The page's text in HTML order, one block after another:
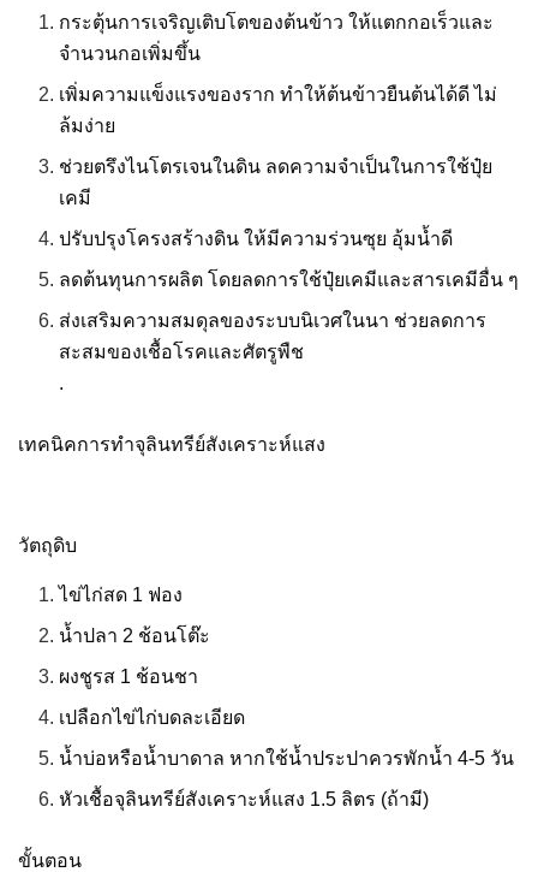
กระตุ้นการเจริญเติบโตของต้นข้าว ให้แตกกอเร็วและ
จำนวนกอเพิ่มขึ้น
เพิ่มความแข็งแรงของราก ทำให้ต้นข้าวยืนต้นได้ดี ไม่
ล้มง่าย
ช่วยตรึงไนโตรเจนในดิน ลดความจำเป็นในการใช้ปุ๋ย
เคมี
ปรับปรุงโครงสร้างดิน ให้มีความร่วนซุย อุ้มน้ำดี
ลดต้นทุนการผลิต โดยลดการใช้ปุ๋ยเคมีและสารเคมีอื่น ๆ
ส่งเสริมความสมดุลของระบบนิเวศในนา ช่วยลดการ
สะสมของเชื้อโรคและศัตรูพืช
.
เทคนิคการทำจุลินทรีย์สังเคราะห์แสง
วัตถุดิบ
ไข่ไก่สด 1 ฟอง
น้ำปลา 2 ช้อนโต๊ะ
ผงชูรส 1 ช้อนชา
เปลือกไข่ไก่บดละเอียด
น้ำบ่อหรือน้ำบาดาล หากใช้น้ำประปาควรพักน้ำ 4-5 วัน
หัวเชื้อจุลินทรีย์สังเคราะห์แสง 1.5 ลิตร (ถ้ามี)
ขั้นตอน